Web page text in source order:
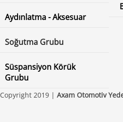
Aydınlatma - Aksesuar
Soğutma Grubu
Süspansiyon Körük
Grubu
Copyright 2019 | Axam Otomotiv